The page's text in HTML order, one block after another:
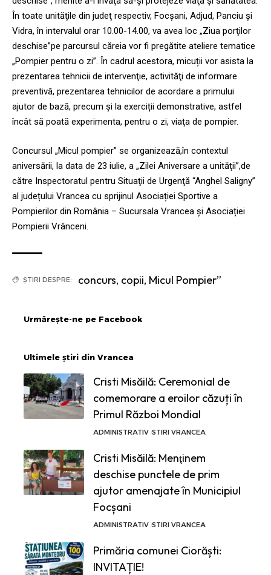
În toate unităţile din judeţ respectiv, Focşani, Adjud, Panciu şi
Vidra, în intervalul orar 10.00-14.00, va avea loc „Ziua porţilor
deschise”pe parcursul căreia vor fi pregătite ateliere tematice
„Pompier pentru o zi”. În cadrul acestora, micuții vor asista la
prezentarea tehnicii de intervenţie, activităţi de informare
preventivă, prezentarea tehnicilor de acordare a primului
ajutor de bază, precum şi la exerciții demonstrative, astfel
încât să poată experimenta, pentru o zi, viaţa de pompier.
Concursul „Micul pompier” se organizează,în contextul
aniversării, la data de 23 iulie, a „Zilei Aniversare a unităţii”,de
către Inspectoratul pentru Situaţii de Urgenţă “Anghel Saligny”
al județului Vrancea cu sprijinul Asociației Sportive a
Pompierilor din România – Sucursala Vrancea și Asociației
Pompierii Vrânceni.
ȘTIRI DESPRE: concurs, copii, Micul Pompier”
Urmărește-ne pe Facebook
Ultimele știri din Vrancea
Cristi Misăilă: Ceremonial de
comemorare a eroilor căzuți în
Primul Război Mondial
ADMINISTRATIV STIRI VRANCEA
Cristi Misăilă: Menţinem
deschise punctele de prim
ajutor amenajate în Municipiul
Focșani
ADMINISTRATIV STIRI VRANCEA
Primăria comunei Ciorăști:
INVITAȚIE!